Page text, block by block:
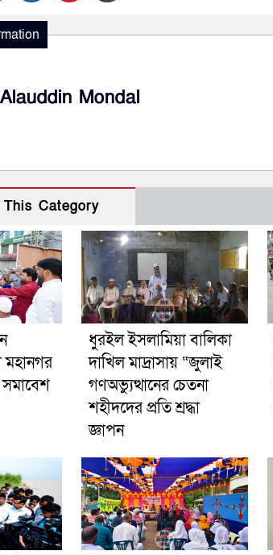
Alauddin Mondal
Category
মহানগর
ধুরইল ইসলামিয়া বালিকা
দাখিল মাদ্রাসায় “জুলাই
গণঅভ্যুত্থানের চেতনা
শহীদদের প্রতি শ্রদ্ধা
জ্ঞাপন